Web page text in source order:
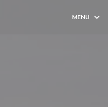
MENU